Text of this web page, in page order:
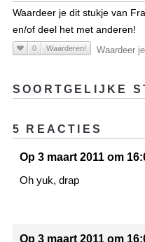
Waardeer je dit stukje van
en/of deel het met anderen!
0 Waarderen! Waardeer
SOORTGELIJKE
5 REACTIES
Op 3 maart 2011 om
Oh yuk, drap
Op 3 maart 2011 om